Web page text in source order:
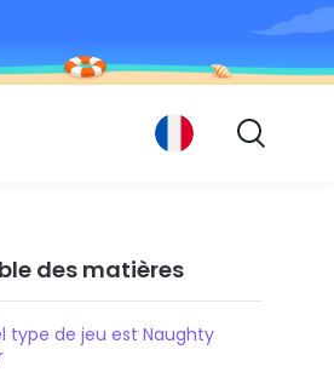
des matières
type de jeu est Naughty